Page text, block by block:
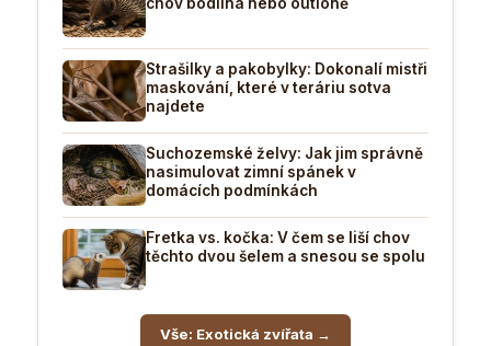
Strašilky a pakobylky: Dokonalí mistři
maskování, které v teráriu sotva
najdete
Suchozemské želvy: Jak jim správně
nasimulovat zimní spánek v
domácích podmínkách
Fretka vs. kočka: V čem se liší chov
těchto dvou šelem a snesou se spolu
Vše: Exotická zvířata →